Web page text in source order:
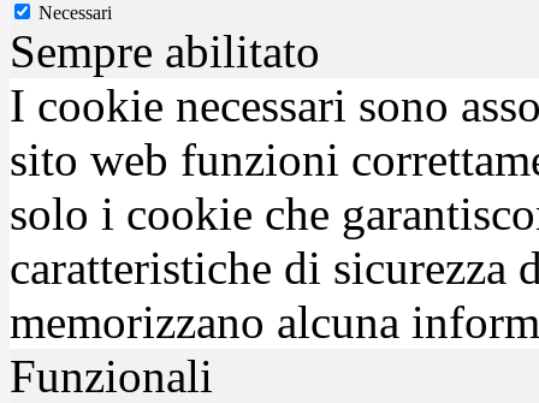
Necessari
Sempre abilitato
I cookie necessari sono
sito web funzioni
solo i cookie che
caratteristiche di sicurezza
memorizzano alcuna
Funzionali